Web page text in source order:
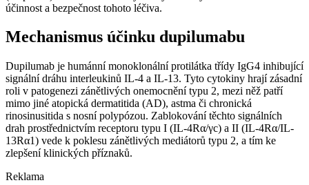
účinnost a bezpečnost tohoto léčiva.
Mechanismus účinku dupilumabu
Dupilumab je humánní monoklonální protilátka třídy IgG4 inhibující
signální dráhu interleukinů IL-4 a IL-13. Tyto cytokiny hrají zásadní
roli v patogenezi zánětlivých onemocnění typu 2, mezi něž patří
mimo jiné atopická dermatitida (AD), astma či chronická
rinosinusitida s nosní polypózou. Zablokování těchto signálních
drah prostřednictvím receptoru typu I (IL-4Rα/γc) a II (IL-4Rα/IL-
13Rα1) vede k poklesu zánětlivých mediátorů typu 2, a tím ke
zlepšení klinických příznaků.
Reklama